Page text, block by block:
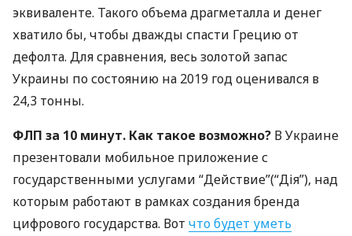
эквиваленте. Такого объема драгметалла и денег
хватило бы, чтобы дважды спасти Грецию от
дефолта. Для сравнения, весь золотой запас
Украины по состоянию на 2019 год оценивался в
24,3 тонны.
ФЛП за 10 минут. Как такое возможно? В Украине
презентовали мобильное приложение с
государственными услугами “Действие”(“Дія”), над
которым работают в рамках создания бренда
цифрового государства. Вот что будет уметь